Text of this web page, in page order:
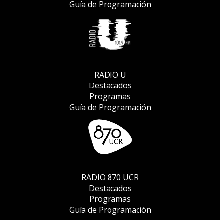
Invitadas dulces en nuestros
¿Cómo se come una ciudad
comestible?
Sembremos un arbolito... o
Depresión en las ciudades
Guía de Programación
RADIO U
Destacados
Programas
Guía de Programación
RADIO 870 UCR
Destacados
Programas
Guía de Programación